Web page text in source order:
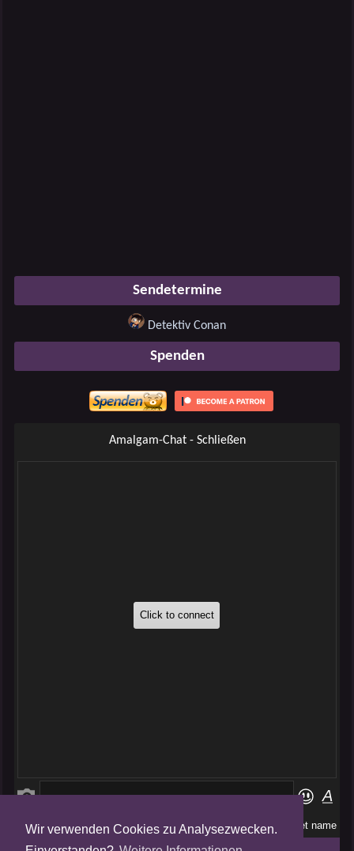
Wir verwenden Cookies zu Analysezwecken.
Sendetermine
Detektiv Conan
Spenden
Amalgam-Chat - Schließen